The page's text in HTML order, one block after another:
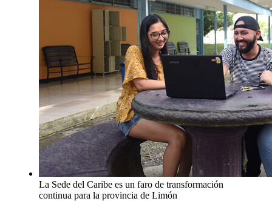
La Sede del Caribe es un faro de transformación
continua para la provincia de Limón